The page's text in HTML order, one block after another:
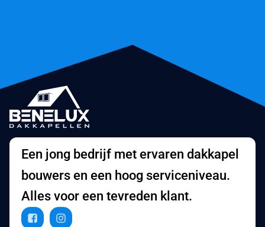
Een jong bedrijf met ervaren dakkapel
bouwers en een hoog serviceniveau.
Alles voor een tevreden klant.